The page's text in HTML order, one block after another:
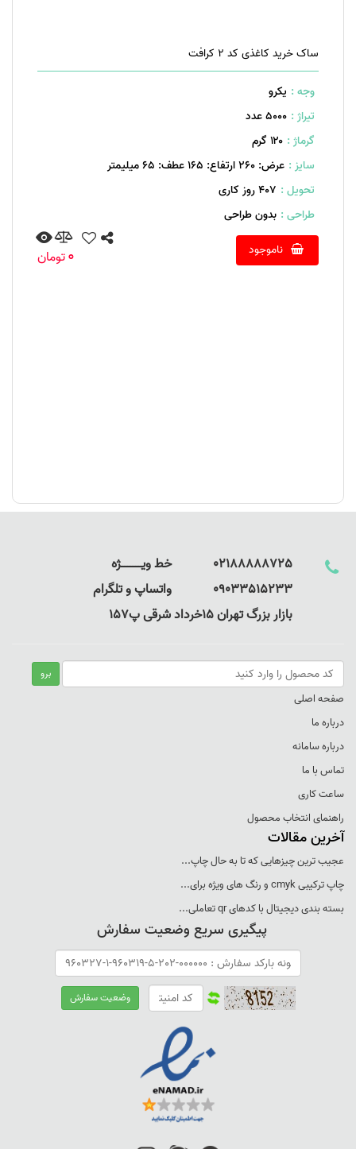
ساک خرید کاغذی کد 2 کرافت
وجه : یکرو
تیراژ : 5000 عدد
گرماژ : ۱۲۰ گرم
سایز : عرض: 260 ارتفاع: 165 عطف: 65 میلیمتر
تحویل : 407 روز کاری
طراحی : بدون طراحی
ناموجود
0تومان
02188888725 خط ویـــــــــــــژه
09033515233 واتساپ و تلگرام
بازار بزرگ تهران 15خرداد شرقی پ157
صفحه اصلی
درباره ما
درباره سامانه
تماس با ما
ساعت کاری
راهنمای انتخاب محصول
آخرین مقالات
عجيب ترين چيزهايی که تا به حال چاپ...
چاپ ترکيبی cmyk و رنگ های ويژه برای...
بسته بندی ديجيتال با کدهای qr تعاملی...
پیگیری سریع وضعیت سفارش